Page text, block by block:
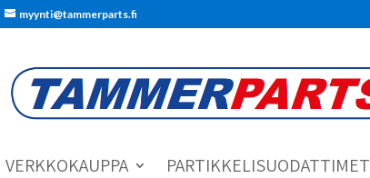
myynti@tammerparts.fi
VERKKOKAUPPA PARTIKKELISUODATTIMET